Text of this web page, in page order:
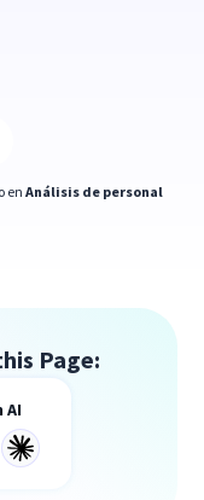
en Análisis de personal
Page:
AI